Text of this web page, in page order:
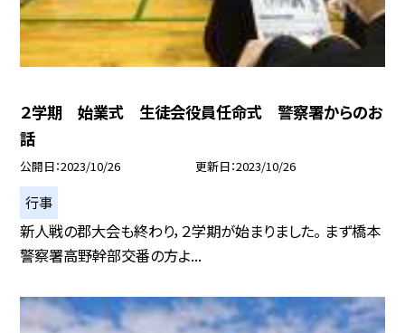
２学期 始業式 生徒会役員任命式 警察署からのお
話
公開日 2023/10/26 更新日 2023/10/26
行事
新人戦の郡大会も終わり，２学期が始まりました。 まず橋本
警察署高野幹部交番の方よ...